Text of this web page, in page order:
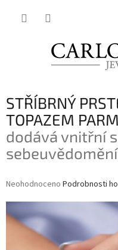
STŘÍBRNÝ
TOPAZEM
dodává vnitřní
sebeuvědomění
Průměrné
je
Neohodnoceno Podrobnosti